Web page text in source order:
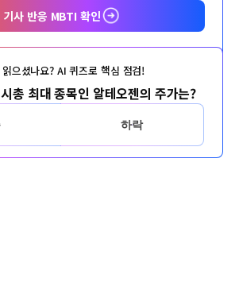
기사 반응 MBTI 확인
으셨나요? AI 퀴즈로 핵심 점검!
총 최대 종목인 알테오젠의 주가는?
하락